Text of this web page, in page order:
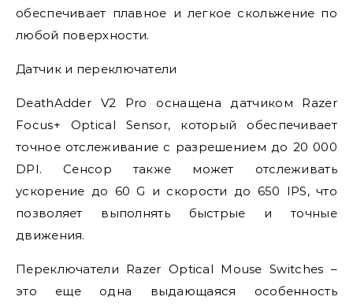
обеспечивает плавное и легкое скольжение по
любой поверхности.
Датчик и переключатели
DeathAdder V2 Pro оснащена датчиком Razer
Focus+ Optical Sensor, который обеспечивает
точное отслеживание с разрешением до 20 000
DPI. Сенсор также может отслеживать
ускорение до 60 G и скорости до 650 IPS, что
позволяет выполнять быстрые и точные
движения.
Переключатели Razer Optical Mouse Switches –
это еще одна выдающаяся особенность